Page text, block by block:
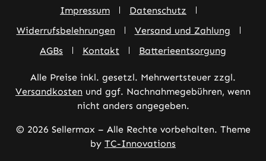
Impressum
Datenschutz
Widerrufsbelehrungen
Versand und Zahlung
AGBs
Kontakt Batterieentsorgung
Alle Preise inkl. gesetzl. Mehrwertsteuer zzgl.
Versandkosten und ggf. Nachnahmegebühren, wenn
nicht anders angegeben.
© 2026 Sellermax – Alle Rechte vorbehalten. Theme
by TC-Innovations